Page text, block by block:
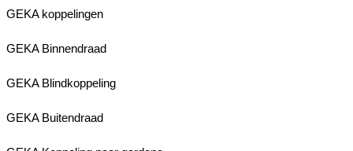
GEKA koppelingen
GEKA Binnendraad
GEKA Blindkoppeling
GEKA Buitendraad